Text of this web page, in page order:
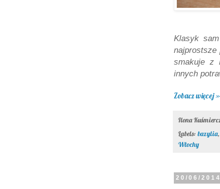
Klasyk
najprostsze
smakuje z
innych
Zobacz więcej »
Ilona
Labels: bazylia
Włochy
20/06/